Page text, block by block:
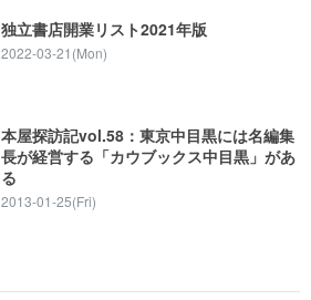
独立書店開業リスト2021年版
2022-03-21(Mon)
本屋探訪記vol.58：東京中目黒には名編集
長が経営する「カウブックス中目黒」があ
る
2013-01-25(Fri)